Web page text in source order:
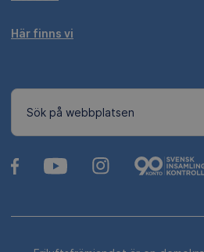
Här finns vi
Sök på webbplatsen